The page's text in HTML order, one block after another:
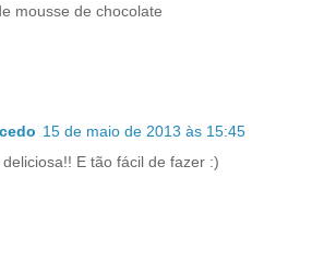
mousse de chocolate
15 de maio de 2013 às 15:45
E tão fácil de fazer :)